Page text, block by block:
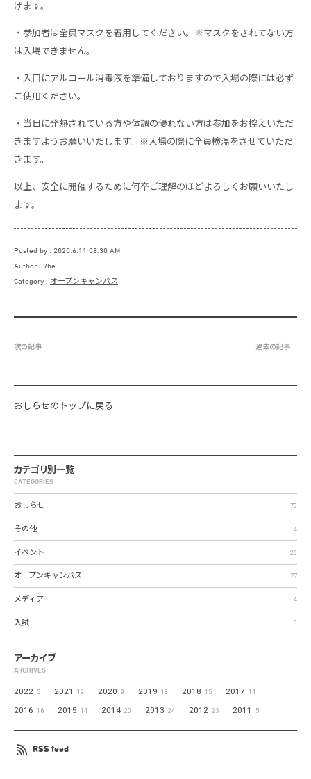
げます。
・参加者は全員マスクを着用してください。※マスクをされてない方
は入場できません。
・入口にアルコール消毒液を準備しておりますので入場の際には必ず
ご使用ください。
・当日に発熱されている方や体調の優れない方は参加をお控えいただ
きますようお願いいたします。※入場の際に全員検温をさせていただ
きます。
以上、安全に開催するために何卒ご理解のほどよろしくお願いいたし
ます。
Posted by
2020.6.11 08:30 AM
Author
9be
Category
オープンキャンパス
次の記事 過去の記事
おしらせのトップに戻る
カテゴリ別一覧
CATEGORIES
おしらせ 79
その他 4
イベント 26
オープンキャンパス 77
メディア 4
入試 3
アーカイブ
ARCHIVES
2022 5 2021 12 2020 9 2019 18 2018 15 2017 14
2016 16 2015 14 2014 20 2013 24 2012 23 2011 5
RSS feed